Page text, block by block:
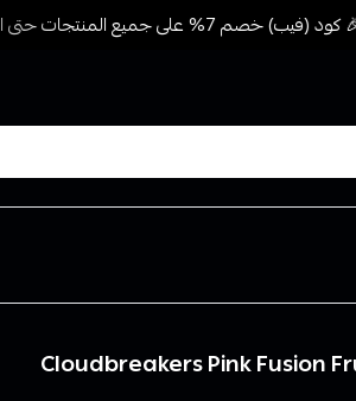
7% على جميع المنتجات حتى المخفضة مسبقًا للمشتريات 499 ريال + شحن وتوصيل مجاني